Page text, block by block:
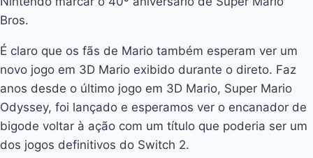
Bros.
É claro que os fãs de Mario também esperam ver um
novo jogo em 3D Mario exibido durante o direto. Faz
anos desde o último jogo em 3D Mario, Super Mario
Odyssey, foi lançado e esperamos ver o encanador de
bigode voltar à ação com um título que poderia ser um
dos jogos definitivos do Switch 2.